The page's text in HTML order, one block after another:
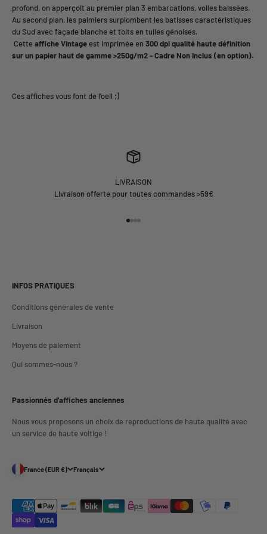
profond, on apperçoit au premier plan 3 embarcations, voiles baissées.
Au second plan, les palmiers surplombent les batisses caractéristiques
du Sud avec façade blanche et toits en tuiles génoises.
Cetteaffiche Vintageest Imprimée en 300 dpi qualité haute définition
sur un papier haut de gamme >250g/m2 - Cadre Non Inclus (en option).
LIVRAISON
Livraison offerte pour toutes commandes >59€
INFOS PRATIQUES
Conditions générales de vente
Livraison
Moyens de paiement
Qui sommes-nous ?
Passionnés d'affiches anciennes
Nous vous proposons un choix de reproductions de haute qualité avec
un service de haute voltige !
France (EUR €) Français